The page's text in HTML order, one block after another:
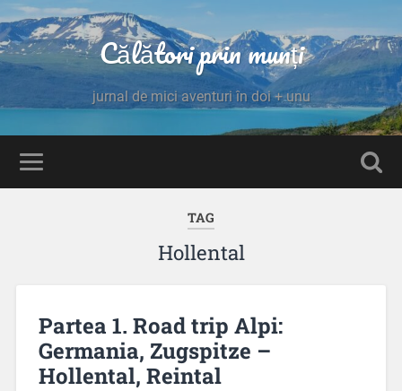
Călători prin munți
jurnal de mici aventuri în doi + unu
TAG
Hollental
Partea 1. Road trip Alpi:
Germania, Zugspitze –
Hollental, Reintal